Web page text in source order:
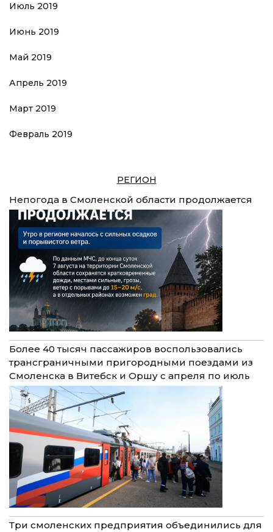
Июль 2019
Июнь 2019
Май 2019
Апрель 2019
Март 2019
Февраль 2019
РЕГИОН
Непогода в Смоленской области продолжается
Более 40 тысяч пассажиров воспользовались
трансграничными пригородными поездами из
Смоленска в Витебск и Оршу с апреля по июль
Три смоленских предприятия объединились для